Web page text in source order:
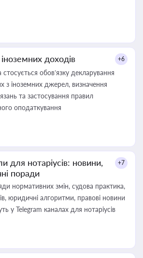
доходів +6
стосується обов’язку декларування
з іноземних джерел, визначення
та застосування правил
оподаткування
для нотаріусів: новини,
поради
+7
нормативних змін, судова практика,
юридичні алгоритми, правові новини
у Telegram каналах для нотаріусів